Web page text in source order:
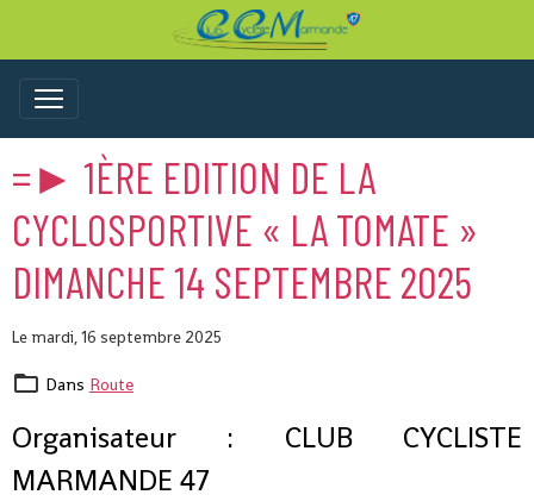
=► 1ÈRE EDITION DE LA
CYCLOSPORTIVE « LA TOMATE »
DIMANCHE 14 SEPTEMBRE 2025
Le mardi, 16 septembre 2025
Dans Route
Organisateur : CLUB CYCLISTE
MARMANDE 47